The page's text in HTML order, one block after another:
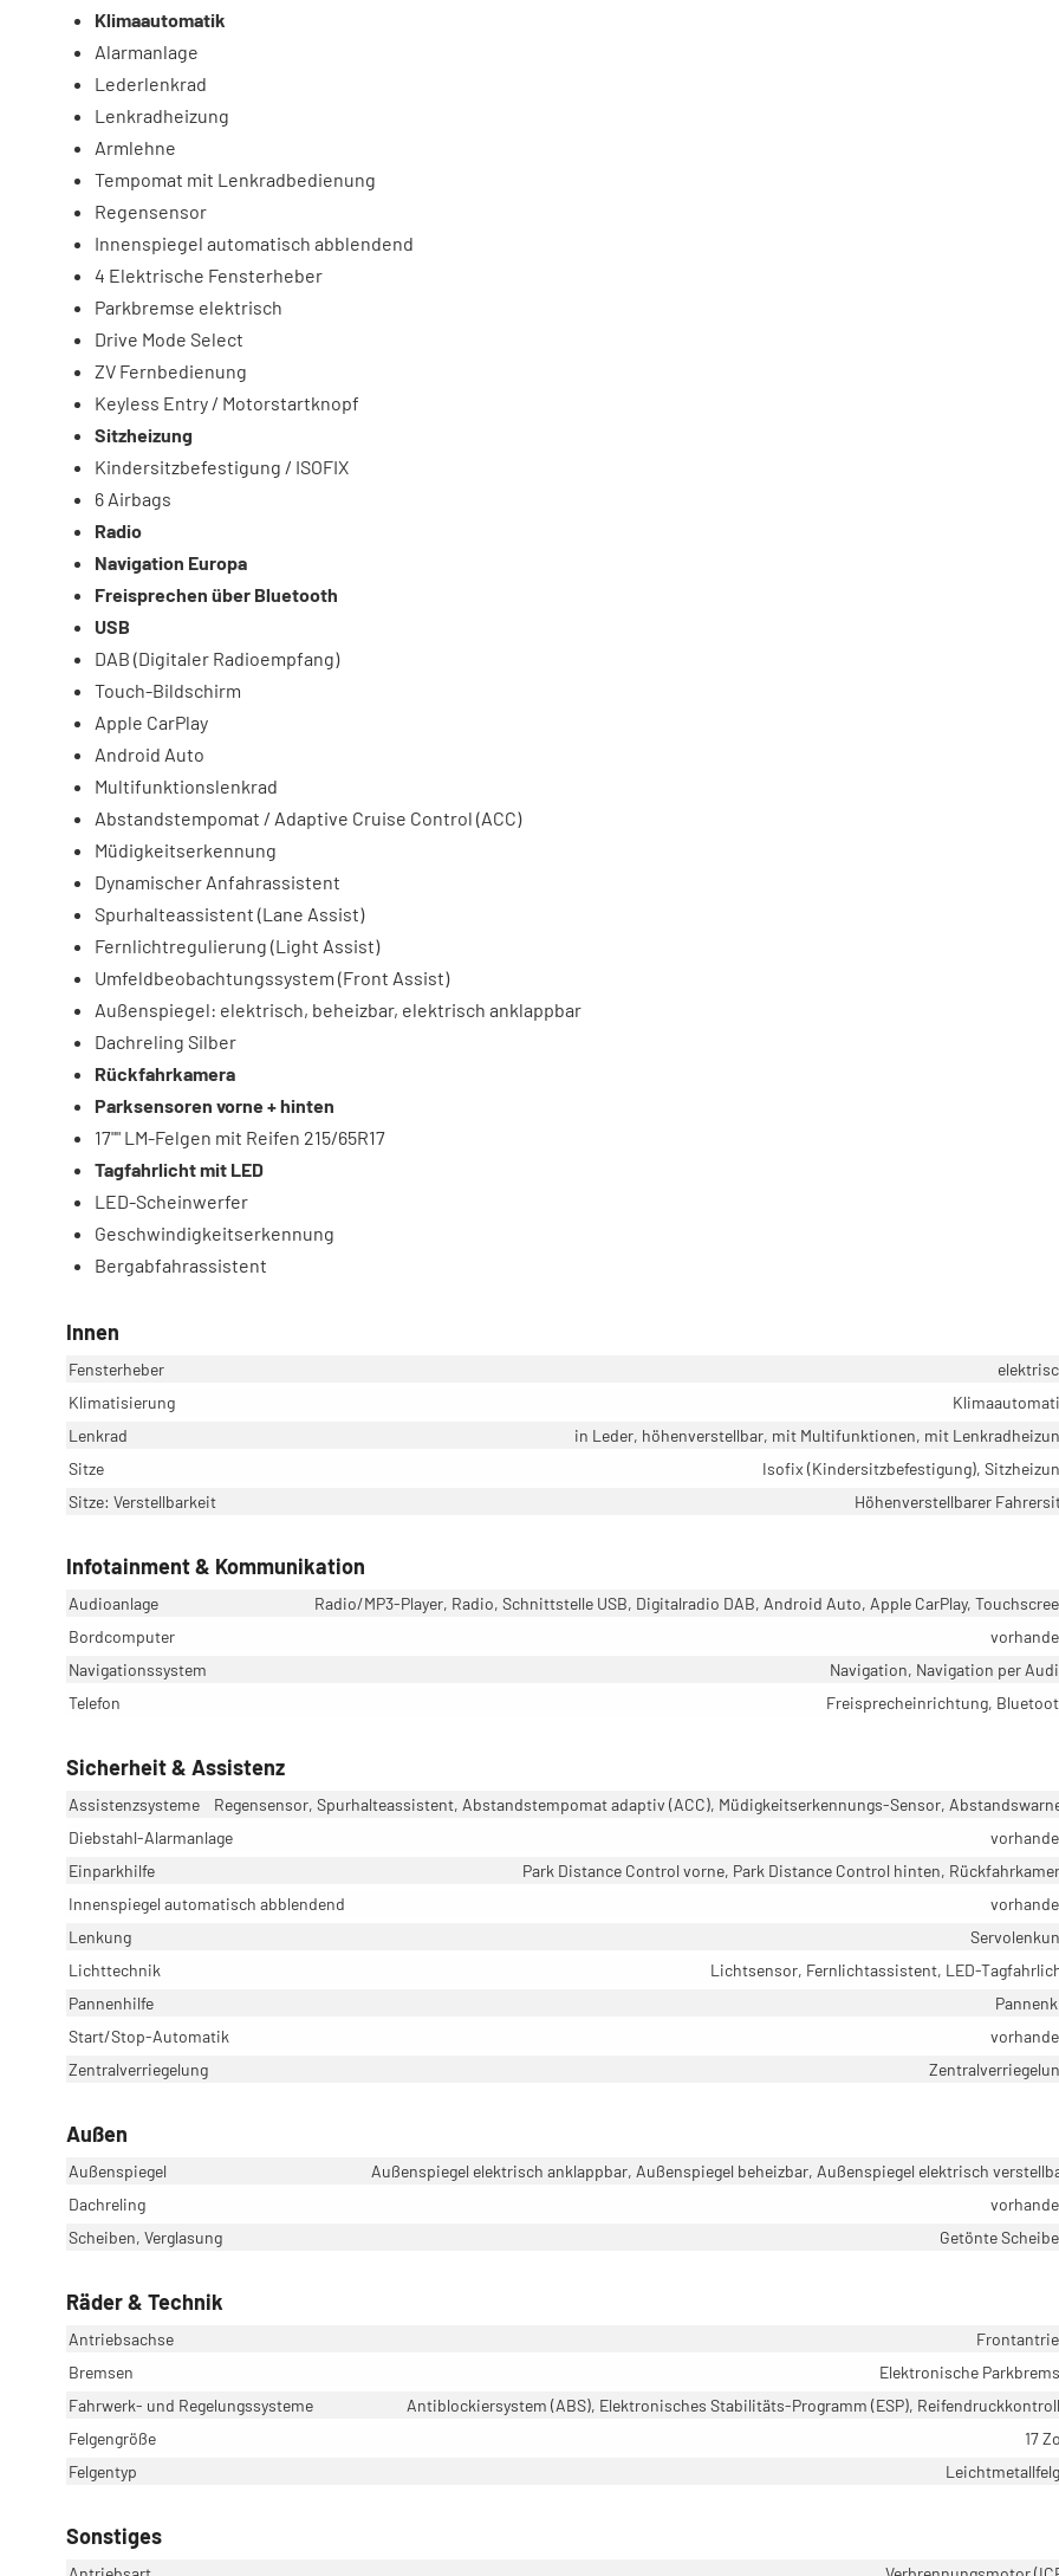
Klimaautomatik
Alarmanlage
Lederlenkrad
Lenkradheizung
Armlehne
Tempomat mit Lenkradbedienung
Regensensor
Innenspiegel automatisch abblendend
4 Elektrische Fensterheber
Parkbremse elektrisch
Drive Mode Select
ZV Fernbedienung
Keyless Entry / Motorstartknopf
Sitzheizung
Kindersitzbefestigung / ISOFIX
6 Airbags
Radio
Navigation Europa
Freisprechen über Bluetooth
USB
DAB (Digitaler Radioempfang)
Touch-Bildschirm
Apple CarPlay
Android Auto
Multifunktionslenkrad
Abstandstempomat / Adaptive Cruise Control (ACC)
Müdigkeitserkennung
Dynamischer Anfahrassistent
Spurhalteassistent (Lane Assist)
Fernlichtregulierung (Light Assist)
Umfeldbeobachtungssystem (Front Assist)
Außenspiegel: elektrisch, beheizbar, elektrisch anklappbar
Dachreling Silber
Rückfahrkamera
Parksensoren vorne + hinten
17"" LM-Felgen mit Reifen 215/65R17
Tagfahrlicht mit LED
LED-Scheinwerfer
Geschwindigkeitserkennung
Bergabfahrassistent
Innen
Fensterheber
Klimatisierung
Lenkrad
in Leder, höhenverstellbar, mit Multifunktionen, mit
Sitze
Isofix (Kindersitzbefestigung),
Sitze: Verstellbarkeit
Höhenverstellbarer
Infotainment & Kommunikation
Audioanlage
Radio/MP3-Player, Radio, Schnittstelle USB, Digitalradio DAB, Android Auto, Apple CarPlay,
Bordcomputer
Navigationssystem
Navigation, Navigation per
Telefon
Freisprecheinrichtung,
Sicherheit & Assistenz
Assistenzsysteme
Regensensor, Spurhalteassistent, Abstandstempomat adaptiv (ACC), Müdigkeitserkennungs-Sensor,
Diebstahl-Alarmanlage
Einparkhilfe
Park Distance Control vorne, Park Distance Control hinten,
Innenspiegel automatisch abblendend
Lenkung
Lichttechnik
Lichtsensor, Fernlichtassistent, LED-
Pannenhilfe
Start/Stop-Automatik
Zentralverriegelung
Außen
Außenspiegel
Außenspiegel elektrisch anklappbar, Außenspiegel beheizbar, Außenspiegel elektrisch
Dachreling
Scheiben, Verglasung
Getönte
Räder & Technik
Antriebsachse
Bremsen
Elektronische
Fahrwerk- und Regelungssysteme
Antiblockiersystem (ABS), Elektronisches Stabilitäts-Programm (ESP),
Felgengröße
17
Felgentyp
Sonstiges